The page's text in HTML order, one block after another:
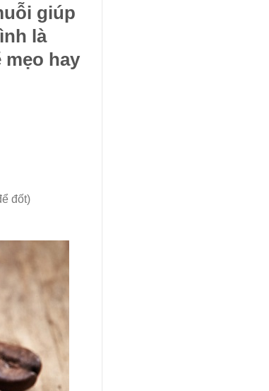
giúp
là
mẹo hay
đốt)